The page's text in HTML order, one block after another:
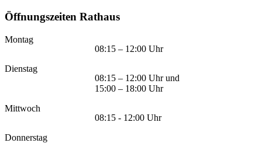
Öffnungszeiten Rathaus
Montag
08:15 – 12:00 Uhr
Dienstag
08:15 – 12:00 Uhr und
15:00 – 18:00 Uhr
Mittwoch
08:15 - 12:00 Uhr
Donnerstag